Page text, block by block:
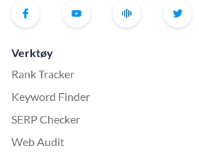
Verktøy
Rank Tracker
Keyword Finder
SERP Checker
Web Audit